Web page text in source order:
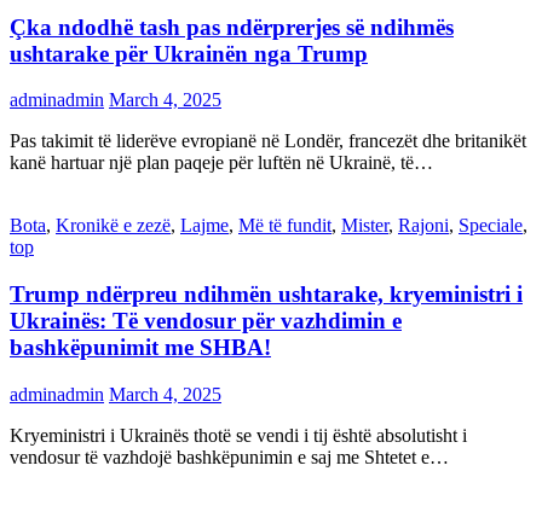
Çka ndodhë tash pas ndërprerjes së ndihmës
ushtarake për Ukrainën nga Trump
adminadmin March 4, 2025
Pas takimit të liderëve evropianë në Londër, francezët dhe britanikët
kanë hartuar një plan paqeje për luftën në Ukrainë, të…
Bota, Kronikë e zezë, Lajme, Më të fundit, Mister, Rajoni, Speciale,
top
Trump ndërpreu ndihmën ushtarake, kryeministri i
Ukrainës: Të vendosur për vazhdimin e
bashkëpunimit me SHBA!
adminadmin March 4, 2025
Kryeministri i Ukrainës thotë se vendi i tij është absolutisht i
vendosur të vazhdojë bashkëpunimin e saj me Shtetet e…